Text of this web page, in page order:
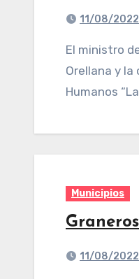
11/08/2022
El ministro de Educación, Juan Pablo Lichtmajer; junto al intendente de Famaillá, José
Orellana y la
Humanos
Municipios
11/08/2022